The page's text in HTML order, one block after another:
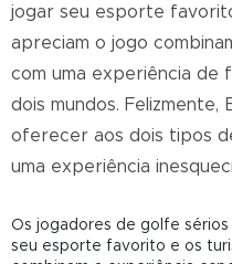
jogar seu esporte
apreciam o jogo
com uma experiência de
dois mundos. Felizmente,
oferecer aos dois tipos
uma experiência
Os jogadores de golfe
seu esporte favorito e os